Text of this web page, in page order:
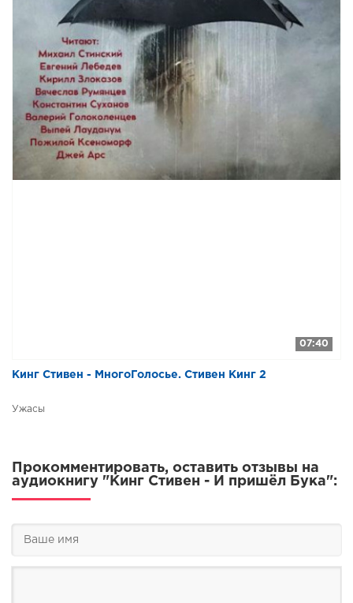
07:40
Кинг Стивен - МногоГолосье. Стивен Кинг 2
Ужасы
Прокомментировать, оставить отзывы на
аудиокнигу "Кинг Стивен - И пришёл Бука":